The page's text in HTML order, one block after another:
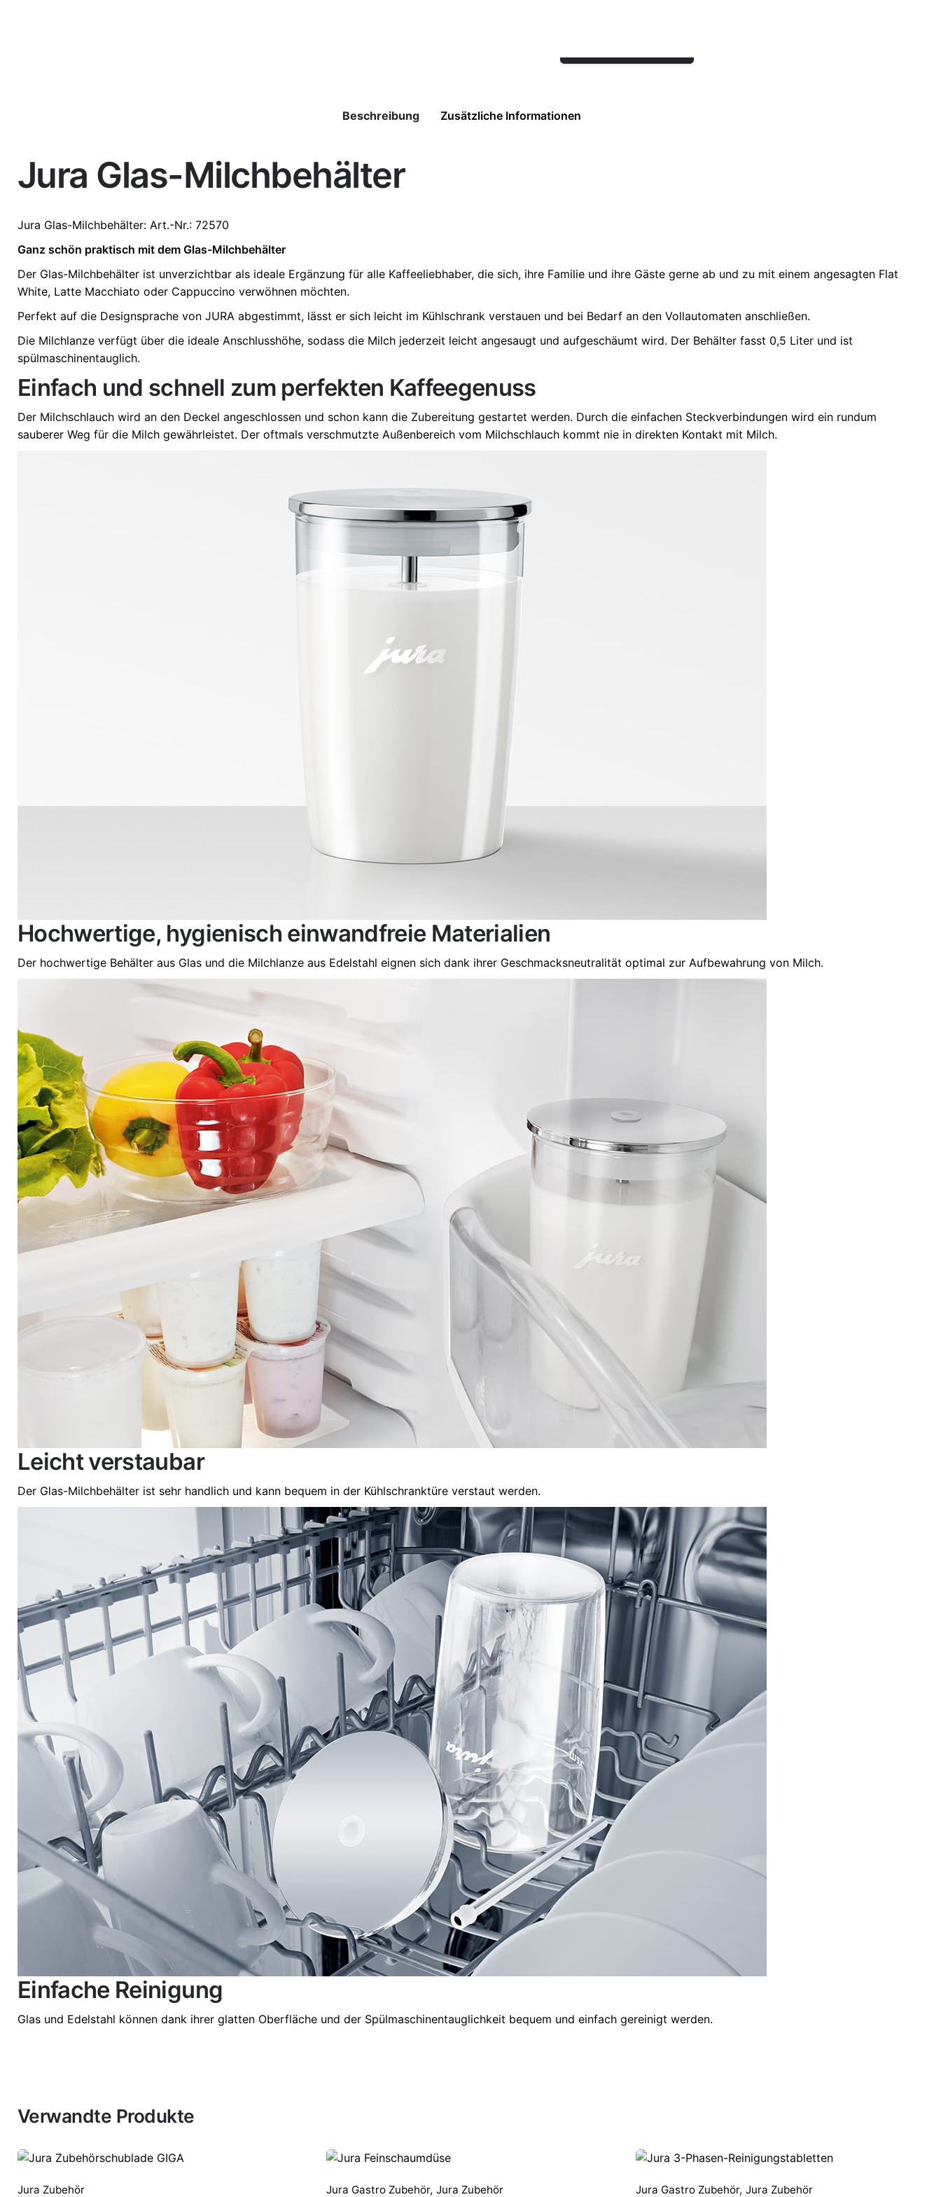
Beschreibung Zusätzliche Informationen
Jura Glas-Milchbehälter
Jura Glas-Milchbehälter: Art.-Nr.: 72570
Ganz schön praktisch mit dem Glas-Milchbehälter
Der Glas-Milchbehälter ist unverzichtbar als ideale Ergänzung für alle Kaffeeliebhaber, die sich, ihre Familie und ihre Gäste gerne ab und zu mit einem angesagten Flat
White, Latte Macchiato oder Cappuccino verwöhnen möchten.
Perfekt auf die Designsprache von JURA abgestimmt, lässt er sich leicht im Kühlschrank verstauen und bei Bedarf an den Vollautomaten anschließen.
Die Milchlanze verfügt über die ideale Anschlusshöhe, sodass die Milch jederzeit leicht angesaugt und aufgeschäumt wird. Der Behälter fasst 0,5 Liter und ist
spülmaschinentauglich.
Einfach und schnell zum perfekten Kaffeegenuss
Der Milchschlauch wird an den Deckel angeschlossen und schon kann die Zubereitung gestartet werden. Durch die einfachen Steckverbindungen wird ein rundum
sauberer Weg für die Milch gewährleistet. Der oftmals verschmutzte Außenbereich vom Milchschlauch kommt nie in direkten Kontakt mit Milch.
Hochwertige, hygienisch einwandfreie Materialien
Der hochwertige Behälter aus Glas und die Milchlanze aus Edelstahl eignen sich dank ihrer Geschmacksneutralität optimal zur Aufbewahrung von Milch.
Leicht verstaubar
Der Glas-Milchbehälter ist sehr handlich und kann bequem in der Kühlschranktüre verstaut werden.
Einfache Reinigung
Glas und Edelstahl können dank ihrer glatten Oberfläche und der Spülmaschinentauglichkeit bequem und einfach gereinigt werden.
Weight 0,25 kg
Verwandte Produkte
Jura Zubehör Jura Gastro Zubehör, Jura Zubehör Jura Gastro Zubehör, Jura Zubehör